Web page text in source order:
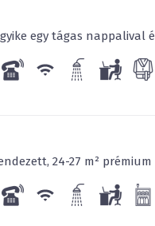
egy tágas nappalival
24-27 m²